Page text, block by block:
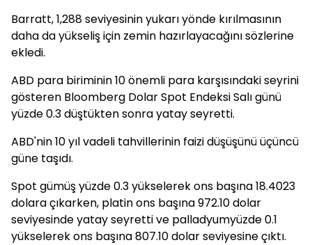
Barratt, 1,288 seviyesinin yukarı yönde kırılmasının
daha da yükseliş için zemin hazırlayacağını sözlerine
ekledi.
ABD para biriminin 10 önemli para karşısındaki seyrini
gösteren Bloomberg Dolar Spot Endeksi Salı günü
yüzde 0.3 düştükten sonra yatay seyretti.
ABD'nin 10 yıl vadeli tahvillerinin faizi düşüşünü üçüncü
güne taşıdı.
Spot gümüş yüzde 0.3 yükselerek ons başına 18.4023
dolara çıkarken, platin ons başına 972.10 dolar
seviyesinde yatay seyretti ve palladyumyüzde 0.1
yükselerek ons başına 807.10 dolar seviyesine çıktı.